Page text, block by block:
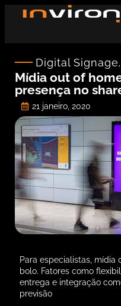
Digital Signage,
Mídia out of
presença no
21 janeiro, 2020
Para especialistas, mídia
bolo. Fatores como
entrega e integração
previsão